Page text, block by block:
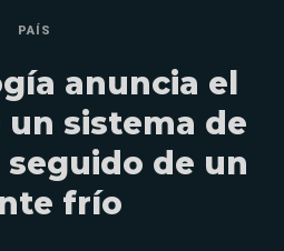
PAÍS
anuncia el
sistema de
de un
frío